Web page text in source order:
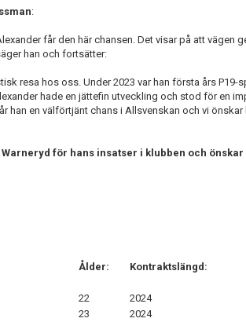
:
får den här chansen. Det visar på att vägen
han och fortsätter:
resa hos oss. Under 2023 var han första års
hade en jättefin utveckling och stod för en
han en välförtjänt chans i Allsvenskan och vi önskar
för hans insatser i klubben och
Ålder:
Kontraktslängd:
22
2024
23 2024